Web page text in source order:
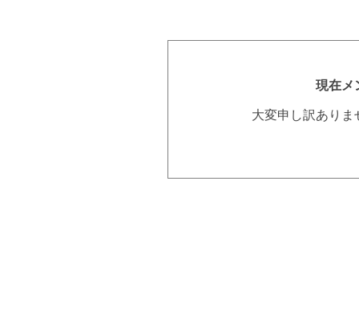
現在メ
大変申し訳あり